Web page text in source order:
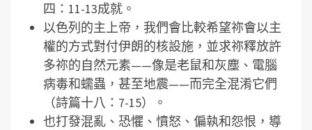
四：11-13成就。
以色列的主上帝，我們會比較希望祢會以主
權的方式對付伊朗的核設施，並求祢釋放許
多祢的自然元素——像是老鼠和灰塵、電腦
病毒和蠕蟲，甚至地震——而完全混淆它們
（詩篇十八：7-15）。
也打發混亂、恐懼、憤怒、偏執和怨恨，導